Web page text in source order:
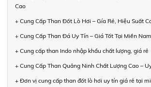
Cao
+ Cung Cấp Than Đốt Lò Hơi – Gía Rẻ, Hiệu Suất
+ Cung Cấp Than Đá Uy Tín – Giá Tốt Tại Miền Nam
+ Cung cấp than Indo nhập khẩu chất lượng, giá rẻ
+ Cung Cấp Than Quảng Ninh Chất Lượng Cao –
+ Đơn vị cung cấp than đốt lò hơi uy tín giá rẻ tại